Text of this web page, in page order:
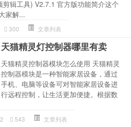
辑工具) V2.7.1 官方版功能简介这个
家解...
300 文章列表
天猫精灵灯控制器哪里有卖
天猫精灵控制器模块怎么使用 天猫精灵
控制器模块是一种智能家居设备，通过
手机、电脑等设备可对智能家居设备进
行远程控制，让生活更加便捷。根据数
543 文章列表